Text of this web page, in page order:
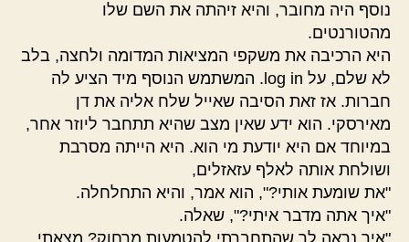
נוסף היה מחובר, והיא זיהתה את השם שלו
מהטורנטים.
היא הרכיבה את משקפי המציאות המדומה ולחצה, בלב
לא שלם, על log in. המשתמש הנוסף מיד הציע לה
חברות. אז זאת הסיבה שאייל שלח אליה את דן
מאירסקי. הוא ידע שאין מצב שהיא תתחבר ליוזר אחר,
במיוחד אם היא יודעת מי הוא. היא הייתה מסרבת
ושולחת אותה לאלף עזאזלים,
"את שומעת אותי?", הוא אמר, והיא התחלחלה.
"איך אתה מדבר איתי?", שאלה.
"איך נראה לך שהתחברתי להטמעות מרחוק? מצאתי